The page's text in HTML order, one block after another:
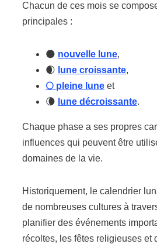
Chacun de ces mois se
principales :
🌑 nouvelle lune,
🌒 lune croissante,
🌕 pleine lune et
🌘 lune décroissante.
Chaque phase a ses propres
influences qui peuvent être
domaines de la vie.
Historiquement, le calendrier
de nombreuses cultures à
planifier des événements
récoltes, les fêtes religieuses et